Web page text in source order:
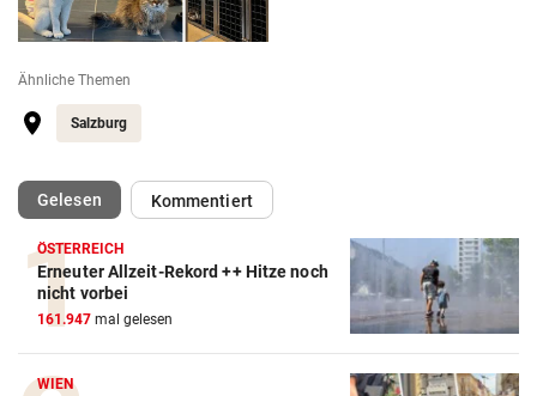
Ähnliche Themen
Salzburg
Gelesen(ausgewählt)Kommentiert
ÖSTERREICH
Erneuter Allzeit-Rekord ++ Hitze noch
nicht vorbei
161.947 mal gelesen
WIEN